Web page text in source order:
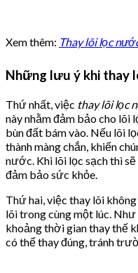
Xem thêm: Thay lõi lọc
Những lưu ý khi thay
Thứ nhất, việc thay lõi lọc
này nhằm đảm bảo cho lõi
bùn đất bám vào. Nếu lõi
thành màng chắn, khiến
nước. Khi lõi lọc sạch thì
đảm bảo sức khỏe.
Thứ hai, việc thay lõi
lõi trong cùng một lúc.
khoảng thời gian thay thế
có thể thay đúng, tránh